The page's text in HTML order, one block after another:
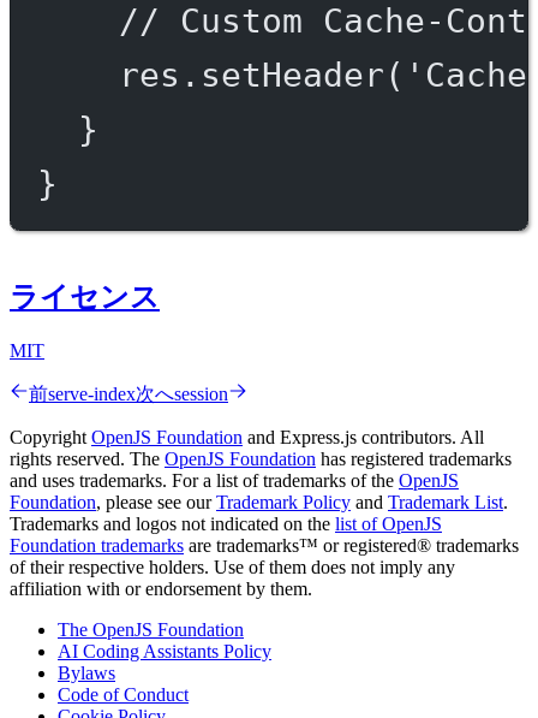
// Custom Cache-
res. setHeader(
}
}
ライセンス
MIT
前serve-index次へsession
Copyright OpenJS Foundation and Express.js contributors. All
rights reserved. The OpenJS Foundation has registered trademarks
and uses trademarks. For a list of trademarks of the OpenJS
Foundation, please see ourTrademark Policy and Trademark List.
Trademarks and logos not indicated on the list of OpenJS
Foundation trademarks are trademarks™ or registered® trademarks
of their respective holders. Use of them does not imply any
affiliation with or endorsement by them.
The OpenJS Foundation
AI Coding Assistants Policy
Bylaws
Code of Conduct